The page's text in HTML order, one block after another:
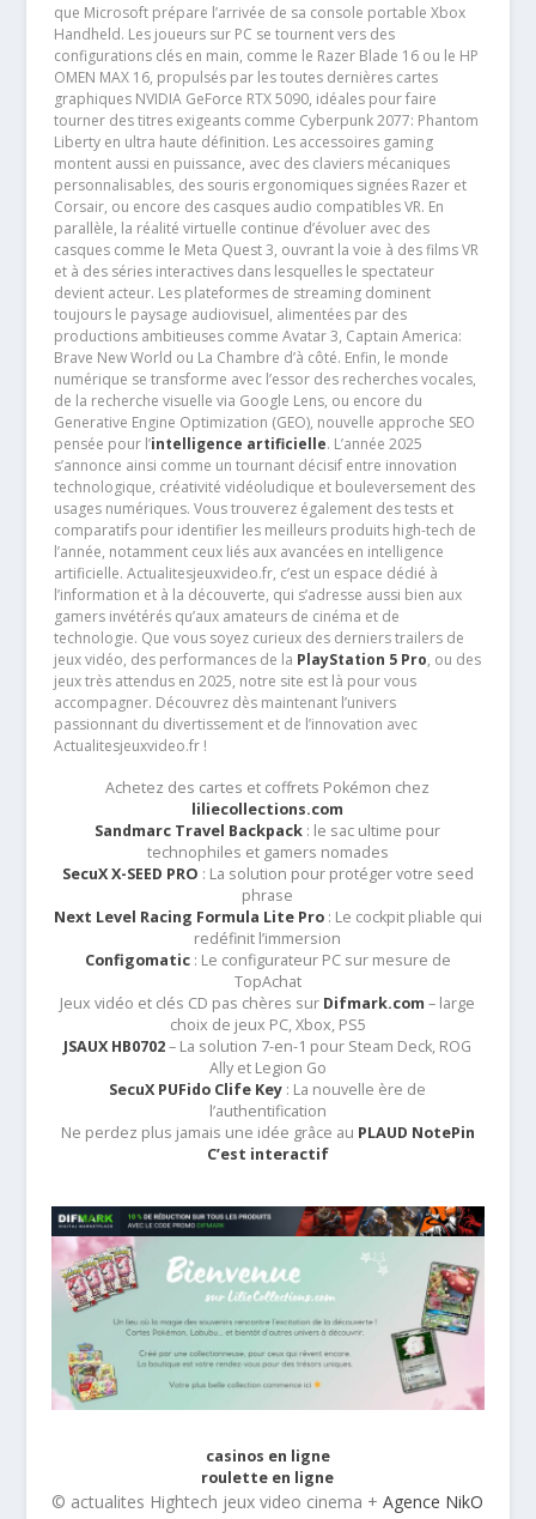
que Microsoft prépare l’arrivée de sa console portable Xbox
Handheld. Les joueurs sur PC se tournent vers des
configurations clés en main, comme le Razer Blade 16 ou le HP
OMEN MAX 16, propulsés par les toutes dernières cartes
graphiques NVIDIA GeForce RTX 5090, idéales pour faire
tourner des titres exigeants comme Cyberpunk 2077: Phantom
Liberty en ultra haute définition. Les accessoires gaming
montent aussi en puissance, avec des claviers mécaniques
personnalisables, des souris ergonomiques signées Razer et
Corsair, ou encore des casques audio compatibles VR. En
parallèle, la réalité virtuelle continue d’évoluer avec des
casques comme le Meta Quest 3, ouvrant la voie à des films VR
et à des séries interactives dans lesquelles le spectateur
devient acteur. Les plateformes de streaming dominent
toujours le paysage audiovisuel, alimentées par des
productions ambitieuses comme Avatar 3, Captain America:
Brave New World ou La Chambre d’à côté. Enfin, le monde
numérique se transforme avec l’essor des recherches vocales,
de la recherche visuelle via Google Lens, ou encore du
Generative Engine Optimization (GEO), nouvelle approche SEO
pensée pour l’intelligence artificielle. L’année 2025
s’annonce ainsi comme un tournant décisif entre innovation
technologique, créativité vidéoludique et bouleversement des
usages numériques. Vous trouverez également des tests et
comparatifs pour identifier les meilleurs produits high-tech de
l’année, notamment ceux liés aux avancées en intelligence
artificielle. Actualitesjeuxvideo.fr, c’est un espace dédié à
l’information et à la découverte, qui s’adresse aussi bien aux
gamers invétérés qu’aux amateurs de cinéma et de
technologie. Que vous soyez curieux des derniers trailers de
jeux vidéo, des performances de la PlayStation 5 Pro, ou des
jeux très attendus en 2025, notre site est là pour vous
accompagner. Découvrez dès maintenant l’univers
passionnant du divertissement et de l’innovation avec
Actualitesjeuxvideo.fr !
Achetez des cartes et coffrets Pokémon chez
liliecollections.com
Sandmarc Travel Backpack : le sac ultime pour
technophiles et gamers nomades
SecuX X-SEED PRO : La solution pour protéger votre seed
phrase
Next Level Racing Formula Lite Pro: Le cockpit pliable qui
redéfinit l’immersion
Configomatic: Le configurateur PC sur mesure de
TopAchat
Jeux vidéo et clés CD pas chères sur Difmark.com – large
choix de jeux PC, Xbox, PS5
JSAUX HB0702– La solution 7-en-1 pour Steam Deck, ROG
Ally et Legion Go
SecuX PUFido Clife Key : La nouvelle ère de
l’authentification
Ne perdez plus jamais une idée grâce au PLAUD NotePin
C’est interactif
casinos en ligne
roulette en ligne
© actualites Hightech jeux video cinema +Agence NikO